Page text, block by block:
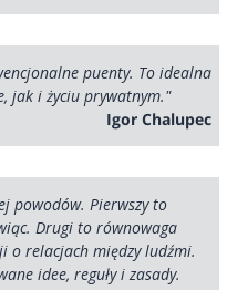
puenty. To idealna
jak i życiu prywatnym."
Igor Chalupec
powodów. Pierwszy to
Drugi to równowaga
o relacjach między ludźmi.
idee, reguły i zasady.